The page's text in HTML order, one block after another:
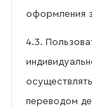
оформления
4.3.
переводом